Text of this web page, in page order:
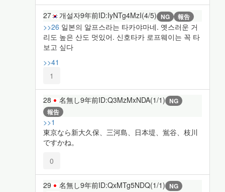
27 개설자9年前ID:IyNTg4MzI(4/5) NG 報告
>>26 일본의 알프스라는 타카야마네. 옛스러운 거
리도 높은 산도 멋있어. 신호타카 로프웨이는 꼭 타
보고 싶다
>>41
1
28 名無し9年前ID:Q3MzMxNDA(1/1) NG
報告
>>1
東京なら新大久保、三河島、日本堤、鴬谷、枝川
ですかね。
0
29 名無し9年前ID:QxMTg5NDQ(1/1) NG